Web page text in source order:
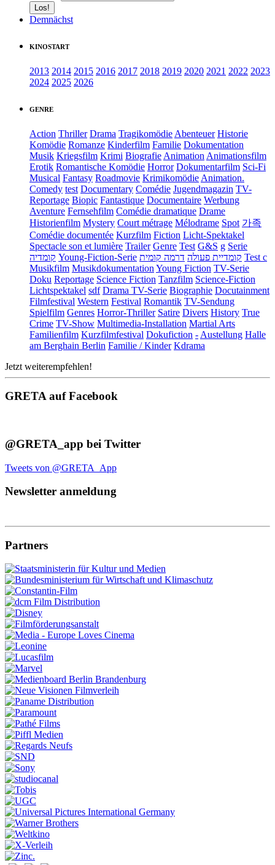
Demnächst
KINOSTART
2013 2014 2015 2016 2017 2018 2019 2020 2021 2022 2023
2024 2025 2026
GENRE
Action Thriller Drama Tragikomödie Abenteuer Historie
Komödie Romanze Kinderfilm Familie Dokumentation
Musik Kriegsfilm Krimi Biografie Animation Animationsfilm
Erotik Romantische Komödie Horror Dokumentarfilm Sci-Fi
Musical Fantasy Roadmovie Krimikomödie Animation.
Comedy test Documentary Comédie Jugendmagazin TV-
Reportage Biopic Fantastique Documentaire Werbung
Aventure Fernsehfilm Comédie dramatique Drame
Historienfilm Mystery Court métrage Mélodrame Spot 가족
Comédie documentée Kurzfilm Fiction Licht-Spektakel
Spectacle son et lumière Trailer Genre Test G&S g Serie
קומדיה Young-Fiction-Serie קומדיית פעולה דרמה קומית
Test c
Musikfilm Musikdokumentation Young Fiction TV-Serie
Doku Reportage Science Fiction Tanzfilm Science-Fiction
Lichtspektakel sdf Drama TV-Serie Biographie Docutainment
Filmfestival Western Festival Romantik TV-Sendung
Spielfilm Genres Horror-Thriller Satire Divers History True
Crime TV-Show Multimedia-Installation Martial Arts
Familienfilm Kurzfilmfestival Dokufiction - Austellung Halle
am Berghain Berlin Familie / Kinder Kdrama
Jetzt weiterempfehlen!
GRETA auf Facebook
@GRETA_app bei Twitter
Tweets von @GRETA_App
Newsletter anmeldung
Partners